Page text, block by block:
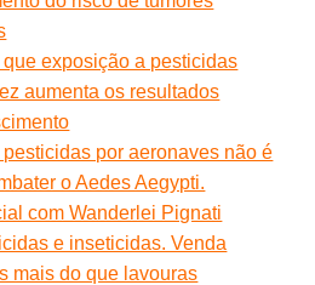
exposição a pesticidas
aumenta os resultados
por aeronaves não é
o Aedes Aegypti.
com Wanderlei Pignati
e inseticidas. Venda
mais do que lavouras